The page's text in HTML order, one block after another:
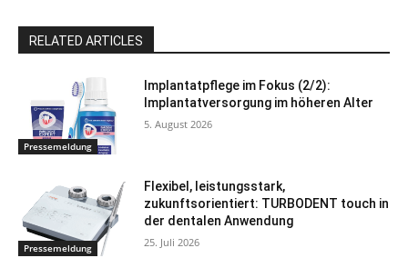
RELATED ARTICLES
Pressemeldung
Implantatpflege im Fokus (2/2):
Implantatversorgung im höheren Alter
5. August 2026
Pressemeldung
Flexibel, leistungsstark,
zukunftsorientiert: TURBODENT touch in
der dentalen Anwendung
25. Juli 2026